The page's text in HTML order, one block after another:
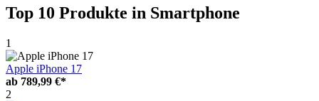
Top 10 Produkte in Smartphone
1
Apple iPhone 17
ab 789,99 €*
2